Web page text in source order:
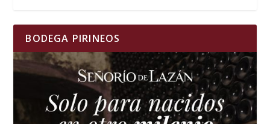
BODEGA PIRINEOS